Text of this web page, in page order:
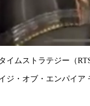
イムストラテジー（RTS
イジ・オブ・エンパイア